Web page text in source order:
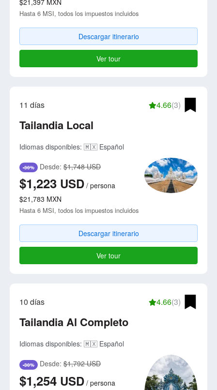
$21,397 MXN
Hasta 6 MSI, todos los impuestos incluidos
Descargar itinerario
Ver tour
11 días 4.66(3)
Tailandia Local
Idiomas disponibles: 🇲🇽 Español
-30% Desde: $1,748 USD
$1,223 USD / persona
$21,783 MXN
Hasta 6 MSI, todos los impuestos incluidos
Descargar itinerario
Ver tour
10 días 4.66(3)
Tailandia Al Completo
Idiomas disponibles: 🇲🇽 Español
-30% Desde: $1,792 USD
$1,254 USD / persona